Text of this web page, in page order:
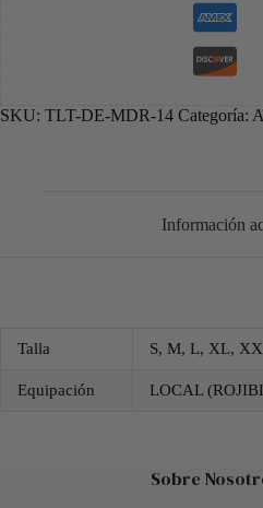
SKU: TLT-DE-MDR-14 Categoría:
Información
Talla S, M, L, XL,
Equipación LOCAL
Sobre